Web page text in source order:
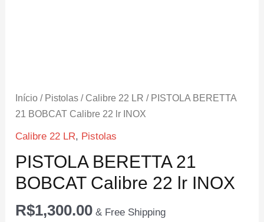
Início / Pistolas / Calibre 22 LR / PISTOLA BERETTA
21 BOBCAT Calibre 22 lr INOX
Calibre 22 LR, Pistolas
PISTOLA BERETTA 21
BOBCAT Calibre 22 lr INOX
R$1,300.00 & Free Shipping